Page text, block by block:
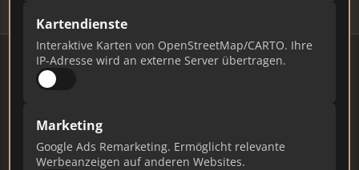
Kartendienste
Interaktive Karten von OpenStreetMap/CARTO. Ihre
IP-Adresse wird an externe Server übertragen.
Marketing
Google Ads Remarketing. Ermöglicht relevante
Werbeanzeigen auf anderen Websites.
# MAKLER / FIRMA